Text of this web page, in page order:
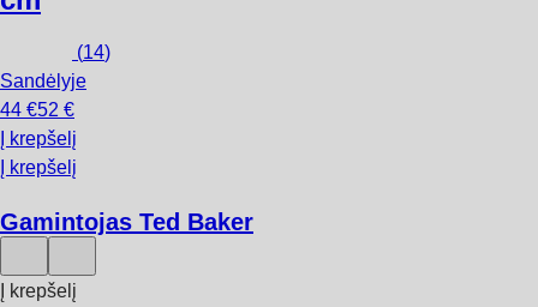
(14)
Sandėlyje
44 €52 €
Į krepšelį
Į krepšelį
Gamintojas Ted Baker
Į krepšelį